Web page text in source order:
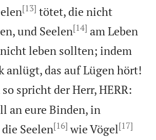
[13] tötet, die nicht
und Seelen[14] am Leben
leben sollten; indem
anlügt, das auf Lügen hört!
spricht der Herr, HERR:
an eure Binden, in
Seelen[16] wie Vögel[17]